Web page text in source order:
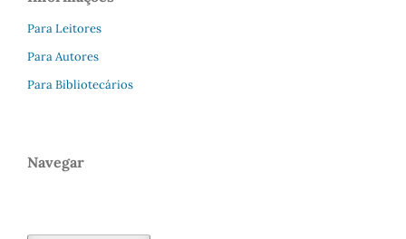
Para Leitores
Para Autores
Para Bibliotecários
Navegar